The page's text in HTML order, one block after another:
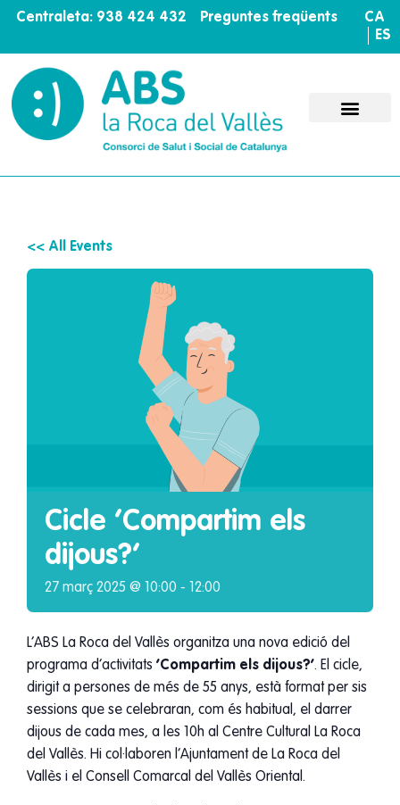
Centraleta: 938 424 432 Preguntes freqüents
CA
ES
<< All Events
Cicle ‘Compartim els
dijous?’
27 març 2025 @ 10:00 - 12:00
L’ABS La Roca del Vallès organitza una nova edició del
programa d’activitats ‘Compartim els dijous?’. El cicle,
dirigit a persones de més de 55 anys, està format per sis
sessions que se celebraran, com és habitual, el darrer
dijous de cada mes, a les 10h al Centre Cultural La Roca
del Vallès. Hi col·laboren l’Ajuntament de La Roca del
Vallès i el Consell Comarcal del Vallès Oriental.